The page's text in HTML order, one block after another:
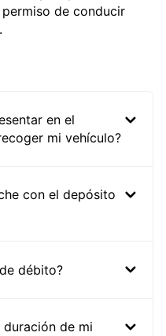
de conducir
en el
mi vehículo?
con el depósito
débito?
de mi